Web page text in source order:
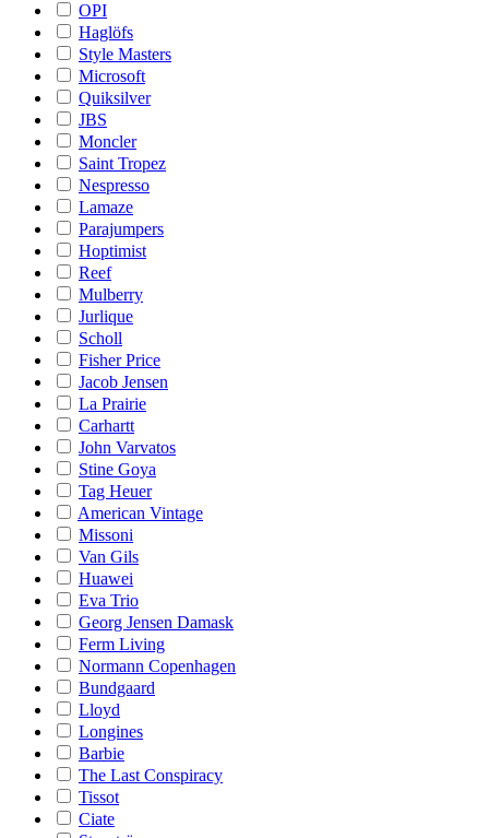
OPI
Haglöfs
Style Masters
Microsoft
Quiksilver
JBS
Moncler
Saint Tropez
Nespresso
Lamaze
Parajumpers
Hoptimist
Reef
Mulberry
Jurlique
Scholl
Fisher Price
Jacob Jensen
La Prairie
Carhartt
John Varvatos
Stine Goya
Tag Heuer
American Vintage
Missoni
Van Gils
Huawei
Eva Trio
Georg Jensen Damask
Ferm Living
Normann Copenhagen
Bundgaard
Lloyd
Longines
Barbie
The Last Conspiracy
Tissot
Ciate